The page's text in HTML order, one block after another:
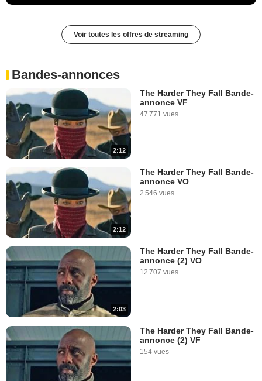
Voir toutes les offres de streaming
Bandes-annonces
2:12
The Harder They Fall Bande-
annonce VF
47 771 vues
2:12
The Harder They Fall Bande-
annonce VO
2 546 vues
2:03
The Harder They Fall Bande-
annonce (2) VO
12 707 vues
The Harder They Fall Bande-
annonce (2) VF
154 vues